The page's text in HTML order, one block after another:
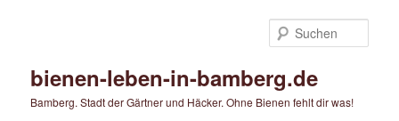
bienen-leben-in-bamberg.de
Bamberg. Stadt der Gärtner und Häcker. Ohne Bienen fehlt dir was!